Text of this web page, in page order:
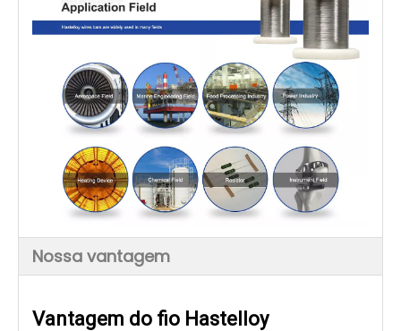
Nossa vantagem
Vantagem do fio Hastelloy